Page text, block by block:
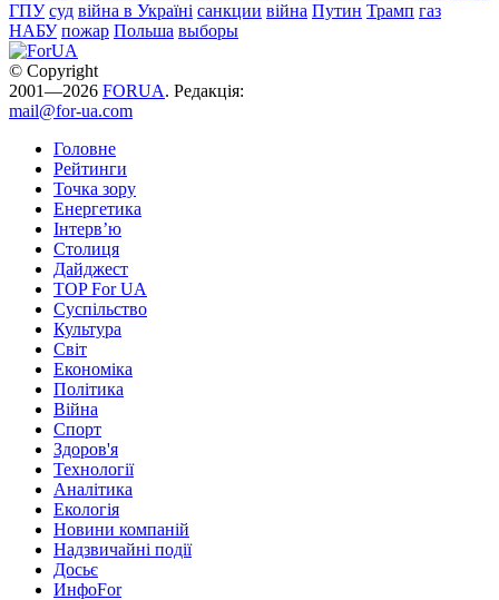
ГПУ суд війна в Україні санкции війна Путин Трамп газ
НАБУ пожар Польша выборы
© Copyright
2001—2026 FORUA. Редакція:
mail@for-ua.com
Головне
Рейтинги
Точка зору
Енергетика
Інтерв’ю
Столиця
Дайджест
TOP For UA
Суспiльство
Культура
Світ
Економіка
Політика
Війна
Спорт
Здоров'я
Технології
Аналітика
Екологія
Новини компаній
Надзвичайні події
Досьє
ИнфоFor